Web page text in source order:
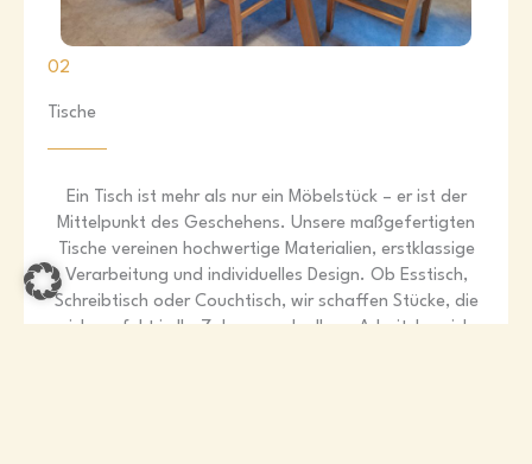
02
Tische
Ein Tisch ist mehr als nur ein Möbelstück – er ist der
Mittelpunkt des Geschehens. Unsere maßgefertigten
Tische vereinen hochwertige Materialien, erstklassige
Verarbeitung und individuelles Design. Ob Esstisch,
Schreibtisch oder Couchtisch, wir schaffen Stücke, die
sich perfekt in Ihr Zuhause oder Ihren Arbeitsbereich